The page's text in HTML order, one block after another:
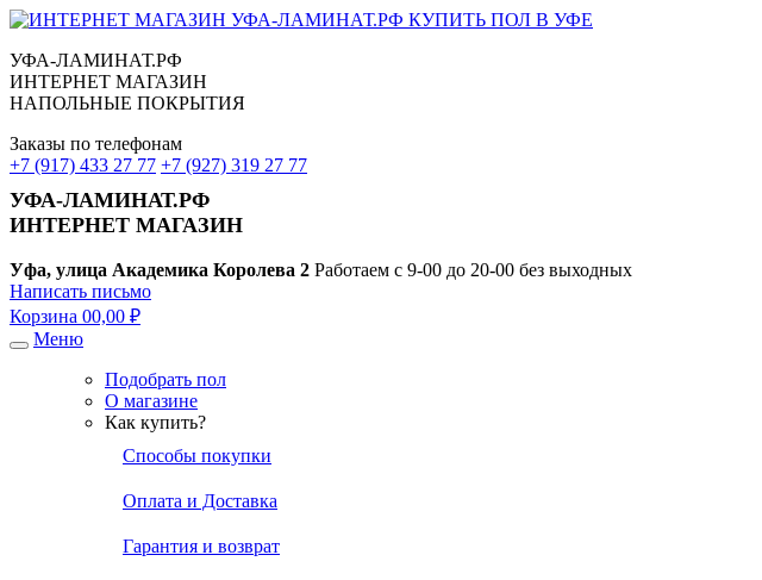
УФА-ЛАМИНАТ.РФ
ИНТЕРНЕТ МАГАЗИН
НАПОЛЬНЫЕ ПОКРЫТИЯ
Заказы по телефонам
+7 (917) 433 27 77 +7 (927) 319 27 77
УФА-ЛАМИНАТ.РФ
ИНТЕРНЕТ МАГАЗИН
Уфа, улица Академика Королева 2 Работаем с 9-00 до 20-00 без выходных
Написать письмо
Корзина 00,00 ₽
Меню
Подобрать пол
О магазине
Как купить?
Способы покупки
Оплата и Доставка
Гарантия и возврат